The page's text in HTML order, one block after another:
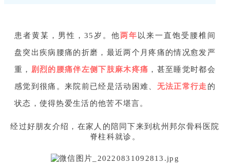
患者黄某，男性，35岁。他两年 以来一直饱受腰椎间
盘突出疾病腰痛的折磨，最近两个月疼痛的情况愈发严
重， 剧烈的腰痛伴左侧下肢麻木疼痛 ，甚至睡觉时都会
感觉到很痛。来院前已经是活动困难、 无法正常行走的
状态，使得热爱生活的他苦不堪言。
经过好朋友介绍，在家人的陪同下来到杭州邦尔骨科医院
脊柱科就诊。